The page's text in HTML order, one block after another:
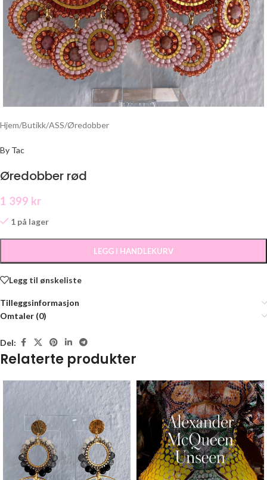
Hjem/Butikk/ASS/Øredobber
By Tac
Øredobber rød
1 399 kr
1 på lager
LEGG I HANDLEKURV
Legg til ønskeliste
Tilleggsinformasjon
Omtaler (0)
Del:
Relaterte produkter